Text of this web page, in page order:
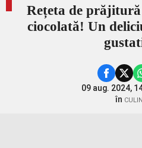
Rețeta de prăjitură
ciocolată! Un
09 aug. 2024,
în